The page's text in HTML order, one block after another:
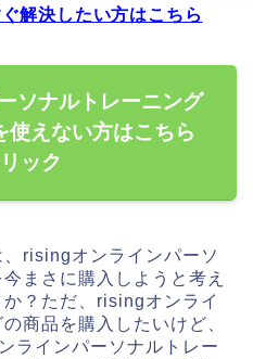
解決したい方はこちら
ソナルトレーニング
使えない方はこちら
ック
risingオンラインパーソ
まさに購入しようと考え
？ただ、risingオンライ
商品を購入したいけど、
ラインパーソナルトレー